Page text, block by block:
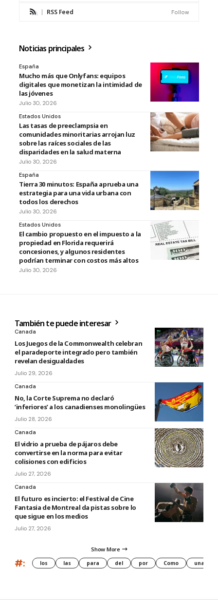
RSS Feed Follow
Noticias principales
España
Mucho más que Onlyfans: equipos
digitales que monetizan la intimidad de
las jóvenes
Julio 30, 2026
Estados Unidos
Las tasas de preeclampsia en
comunidades minoritarias arrojan luz
sobre las raíces sociales de las
disparidades en la salud materna
Julio 30, 2026
España
Tierra 30 minutos: España aprueba una
estrategia para una vida urbana con
todos los derechos
Julio 30, 2026
Estados Unidos
El cambio propuesto en el impuesto a la
propiedad en Florida requerirá
concesiones, y algunos residentes
podrían terminar con costos más altos
Julio 30, 2026
También te puede interesar
Canada
Los Juegos de la Commonwealth celebran
el paradeporte integrado pero también
revelan desigualdades
Julio 29, 2026
Canada
No, la Corte Suprema no declaró
‘inferiores’ a los canadienses monolingües
Julio 28, 2026
Canada
El vidrio a prueba de pájaros debe
convertirse en la norma para evitar
colisiones con edificios
Julio 27, 2026
Canada
El futuro es incierto: el Festival de Cine
Fantasia de Montreal da pistas sobre lo
que sigue en los medios
Julio 27, 2026
Show More
#: los las para del por Como una